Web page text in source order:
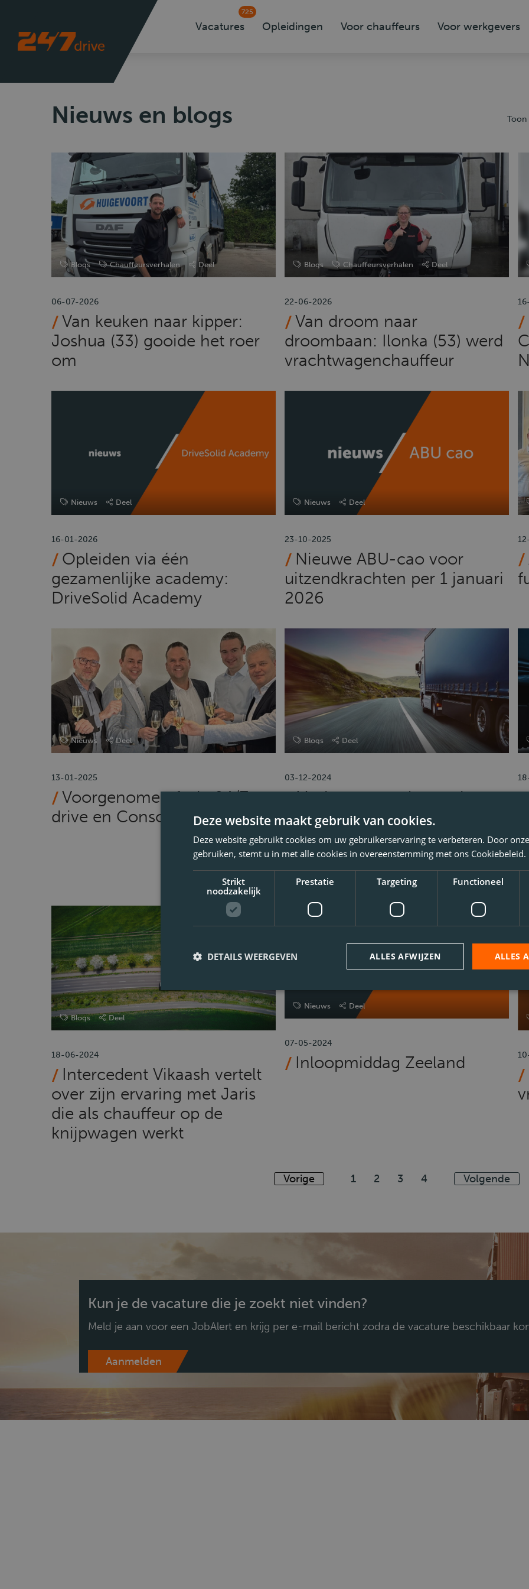
Vacatures
725
Opleidingen Voor chauffeurs Voor werkgevers
Nieuws en blogs Toon
Blogs Chauffeursverhalen Deel
06-07-2026
Van keuken naar kipper:
Joshua (33) gooide het roer
om
Blogs Chauffeursverhalen Deel
22-06-2026
Van droom naar
droombaan: Ilonka (53) werd
vrachtwagenchauffeur
Nieuws Deel
16-01-2026
Opleiden via één
gezamenlijke academy:
DriveSolid Academy
Nieuws Deel
23-10-2025
Nieuwe ABU-cao voor
uitzendkrachten per 1 januari
2026
Nieuws Deel
13-01-2025
Voorgenomen fusie 24/7
drive en Consolid
Blogs Deel
03-12-2024
Marianne vertelt over haar
meeloopdag op de
vrachtwagen met Theo
Blogs Deel
18-06-2024
Intercedent Vikaash vertelt
over zijn ervaring met Jaris
die als chauffeur op de
knijpwagen werkt
Nieuws Deel
07-05-2024
Inloopmiddag Zeeland
Vorige 1 2 3 4 Volgende
Kun je de vacature die je zoekt niet vinden?
Meld je aan voor een JobAlert en krijg per e-mail bericht zodra de vacature beschikbaar
Aanmelden
Deze website maakt gebruik van cookies.
Deze website gebruikt cookies om uw gebruikerservaring te verbeteren. Door
gebruiken, stemt u in met alle cookies in overeenstemming met ons Cookiebeleid.
Strikt
noodzakelijk
Prestatie Targeting
Functioneel
ALLES
ALLES AFWIJZEN
DETAILS WEERGEVEN